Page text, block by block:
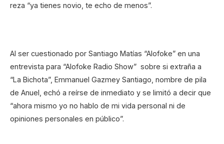
reza “ya tienes novio, te echo de menos”.
Al ser cuestionado por Santiago Matías “Alofoke” en una
entrevista para “Alofoke Radio Show” sobre si extraña a
“La Bichota”, Emmanuel Gazmey Santiago, nombre de pila
de Anuel, echó a reírse de inmediato y se limitó a decir que
“ahora mismo yo no hablo de mi vida personal ni de
opiniones personales en público”.